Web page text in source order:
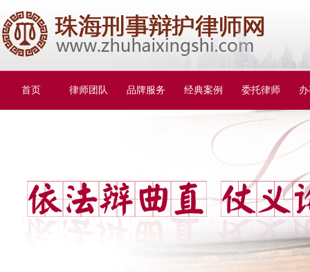
首页 律师团队 品牌服务 经典案例 委托律师